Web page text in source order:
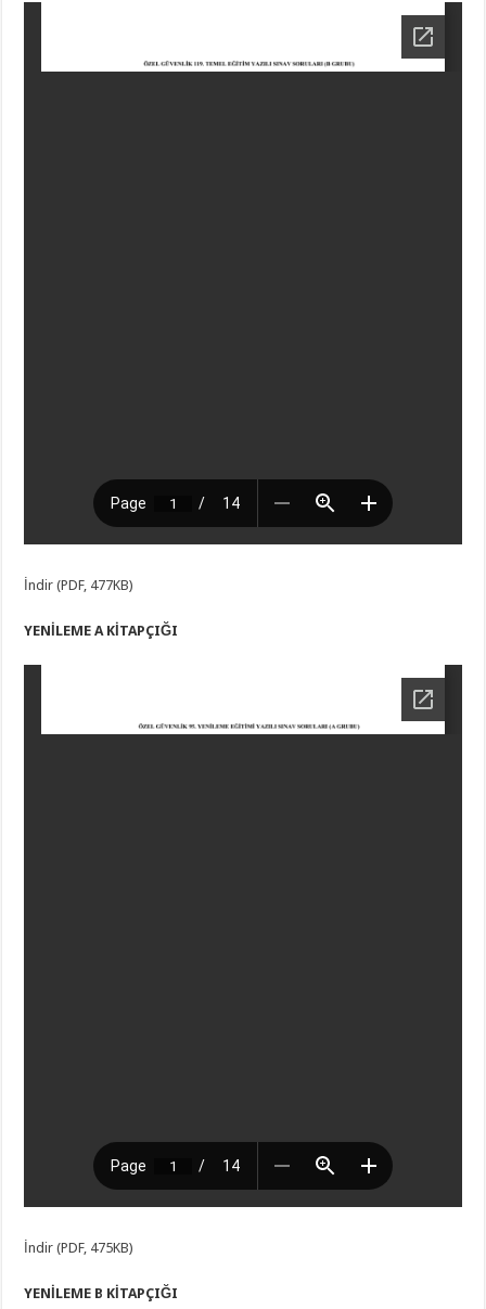
İndir (PDF, 477KB)
YENİLEME A KİTAPÇIĞI
İndir (PDF, 475KB)
YENİLEME B KİTAPÇIĞI